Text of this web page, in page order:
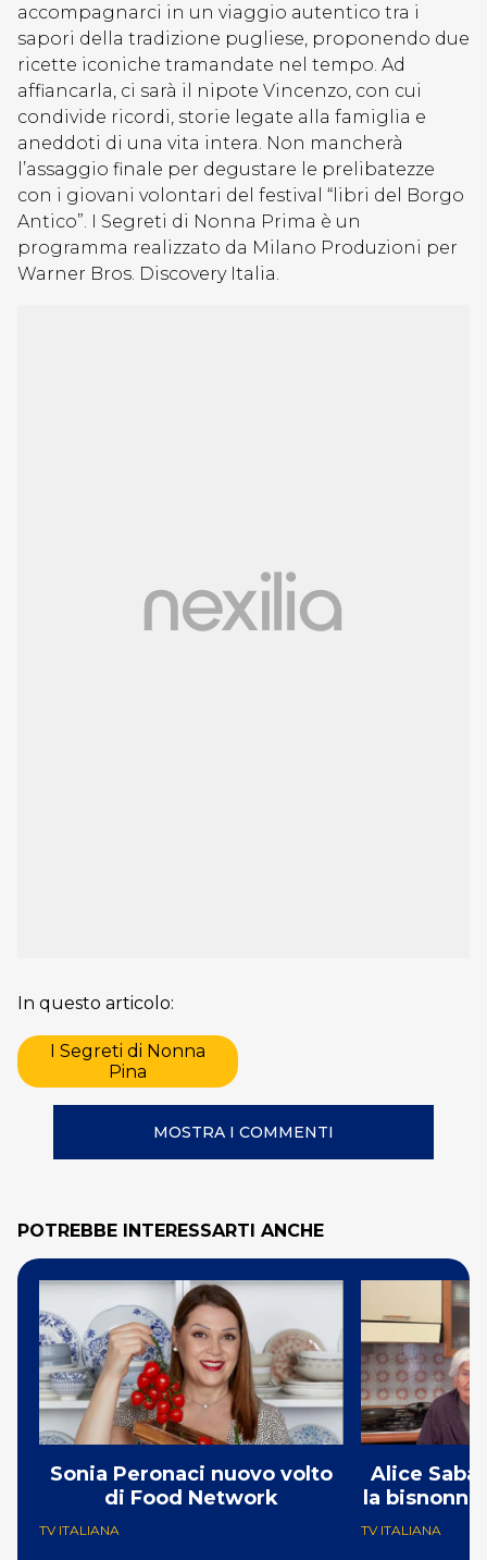
accompagnarci in un viaggio autentico tra i
sapori della tradizione pugliese, proponendo due
ricette iconiche tramandate nel tempo. Ad
affiancarla, ci sarà il nipote Vincenzo, con cui
condivide ricordi, storie legate alla famiglia e
aneddoti di una vita intera. Non mancherà
l’assaggio finale per degustare le prelibatezze
con i giovani volontari del festival “libri del Borgo
Antico”. I Segreti di Nonna Prima è un
programma realizzato da Milano Produzioni per
Warner Bros. Discovery Italia.
In questo articolo:
I Segreti di Nonna
Pina
MOSTRA I COMMENTI
POTREBBE INTERESSARTI ANCHE
Sonia Peronaci nuovo volto
di Food Network
TV ITALIANA
Alice
la
TV ITALIANA